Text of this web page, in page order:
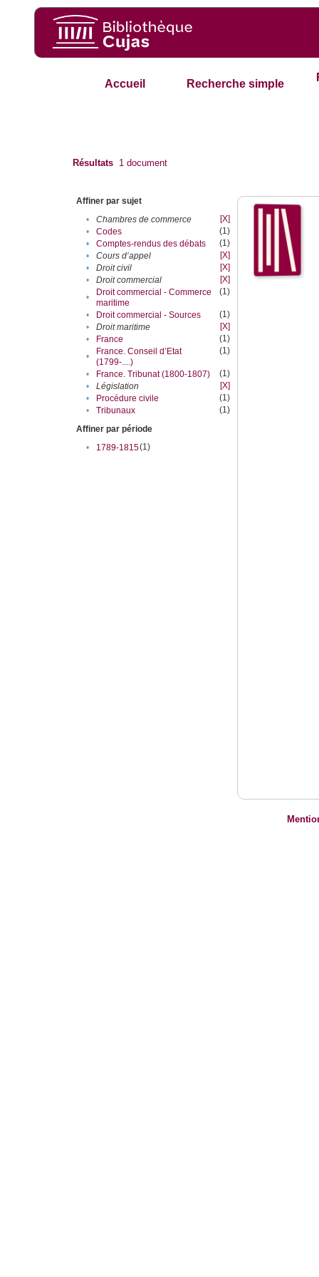
Accueil Recherche simple
Résultats 1 document
Affiner par sujet
•
Chambres de commerce
[X]
•
Codes
(1)
•
Comptes-rendus des débats
(1)
•
Cours d’appel
[X]
•
Droit civil
[X]
•
Droit commercial
[X]
•
Droit commercial - Commerce
maritime
(1)
• Droit commercial - Sources
(1)
•
Droit maritime
[X]
•
France
(1)
•
France. Conseil d’Etat
(1799-....)
(1)
• France. Tribunat (1800-1807)
(1)
•
Législation
[X]
•
Procédure civile
(1)
•
Tribunaux
(1)
Affiner par période
•
1789-1815(1)